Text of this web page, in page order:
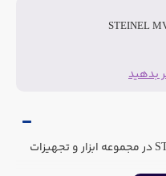
بدهید
STEINEL
تستر برق | ولت تستر STEINEL MV-400 در مجموعه ابزار و تجهیزات